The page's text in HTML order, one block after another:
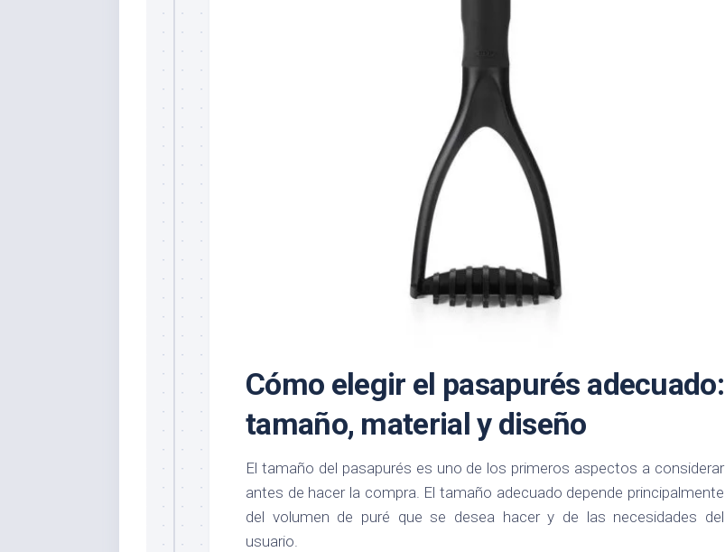
Cómo elegir el pasapurés adecuado:
tamaño, material y diseño
El tamaño del pasapurés es uno de los primeros aspectos a considerar
antes de hacer la compra. El tamaño adecuado depende principalmente
del volumen de puré que se desea hacer y de las necesidades del
usuario.